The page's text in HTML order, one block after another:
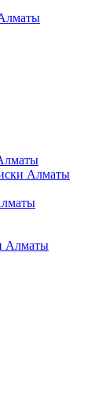
Алматы
Алматы